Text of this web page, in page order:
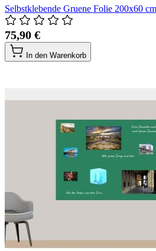
Selbstklebende Gruene Folie 200x60
75,90 €
In den Warenkorb